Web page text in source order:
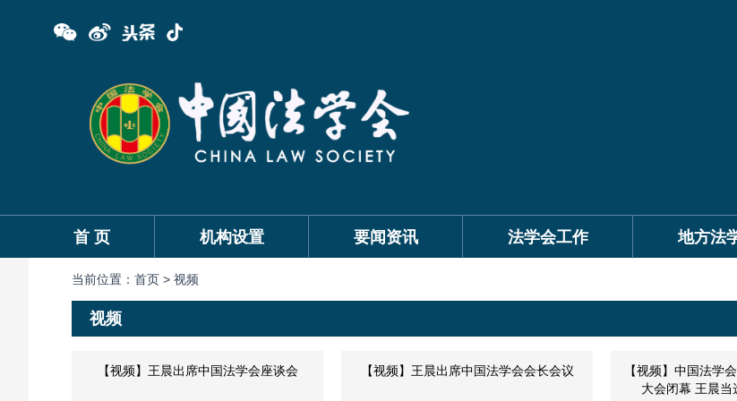
首 页 机构设置 要闻资讯 法学会工作 地方法
当前位置： 首页 > 视频
视频
【视频】王晨出席中国法学会座谈会 【视频】王晨出席中国法学会会长会议
【视频】中国法学
大会闭幕 王晨当